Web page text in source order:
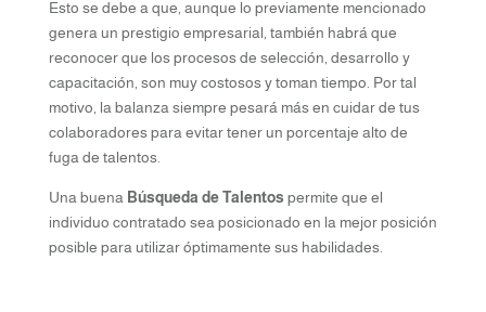
Esto se debe a que, aunque lo previamente mencionado
genera un prestigio empresarial, también habrá que
reconocer que los procesos de selección, desarrollo y
capacitación, son muy costosos y toman tiempo. Por tal
motivo, la balanza siempre pesará más en cuidar de tus
colaboradores para evitar tener un porcentaje alto de
fuga de talentos.
Una buena Búsqueda de Talentos permite que el
individuo contratado sea posicionado en la mejor posición
posible para utilizar óptimamente sus habilidades.